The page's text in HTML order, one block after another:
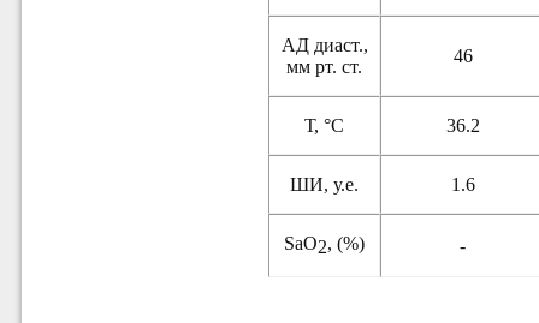
АД диаст.,
мм рт. ст.
46
Т, °С 36.2
ШИ, у.е. 1.6
SaO2, (%) -